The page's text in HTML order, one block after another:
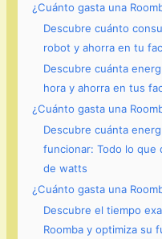
¿Cuánto gasta una
Descubre cuánto
robot y ahorra en tu
Descubre cuánta
hora y ahorra en tus
¿Cuánto gasta una
Descubre cuánta
funcionar: Todo lo que
de watts
¿Cuánto gasta una
Descubre el tiempo
Roomba y optimiza su